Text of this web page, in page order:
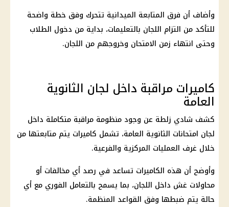
وأضاف أن فرق المتابعة الميدانية تتحرك وفق خطة واضحة
للتأكد من التزام اللجان بالتعليمات، بداية من دخول الطلاب
وحتى انتهاء زمن الامتحان وخروجهم من اللجان.
كاميرات مراقبة داخل لجان الثانوية
العامة
كشف شادي زلطة عن وجود منظومة مراقبة متكاملة داخل
لجان امتحانات الثانوية العامة، تشمل كاميرات يتم متابعتها من
خلال غرف العمليات المركزية والفرعية.
وأوضح أن هذه الكاميرات تساعد في رصد أي مخالفات أو
محاولات غش داخل اللجان، بما يسمح بالتعامل الفوري مع أي
حالة يتم ضبطها وفق القواعد المنظمة.